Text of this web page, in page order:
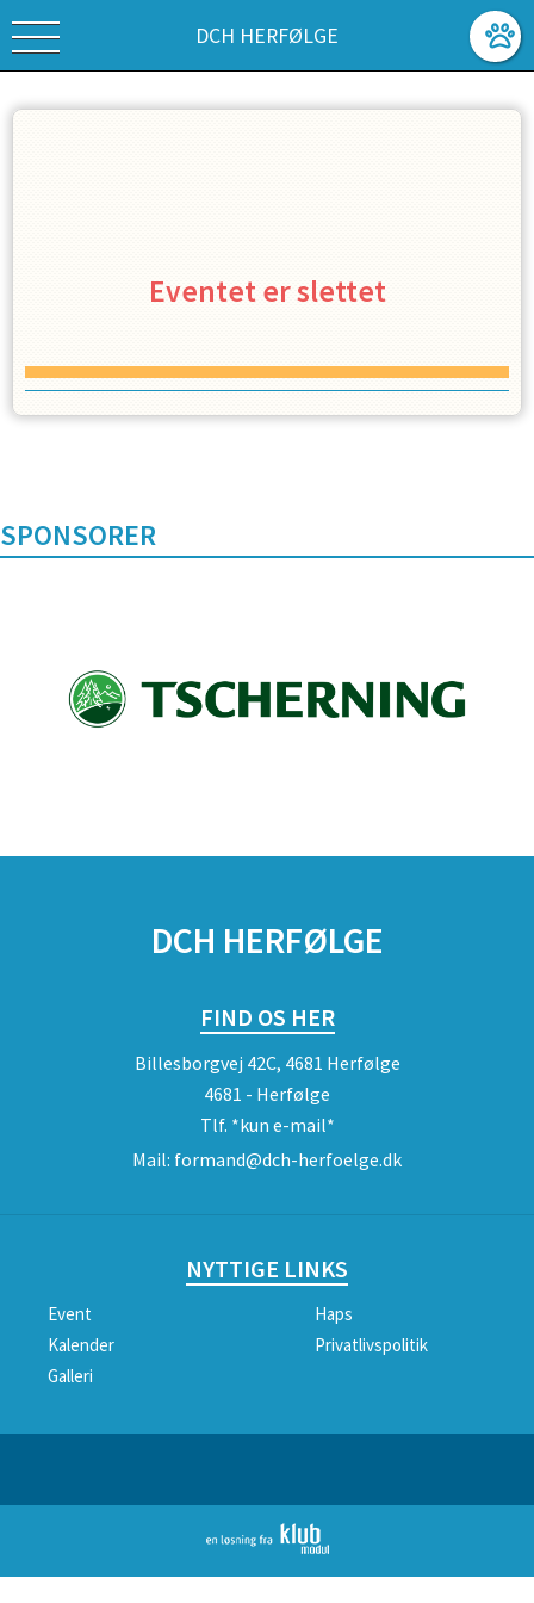
DCH HERFØLGE
Eventet er slettet
SPONSORER
DCH HERFØLGE
FIND OS HER
Billesborgvej 42C, 4681 Herfølge
4681 - Herfølge
Tlf. *kun e-mail*
Mail: formand@dch-herfoelge.dk
NYTTIGE LINKS
Event
Haps
Kalender
Privatlivspolitik
Galleri